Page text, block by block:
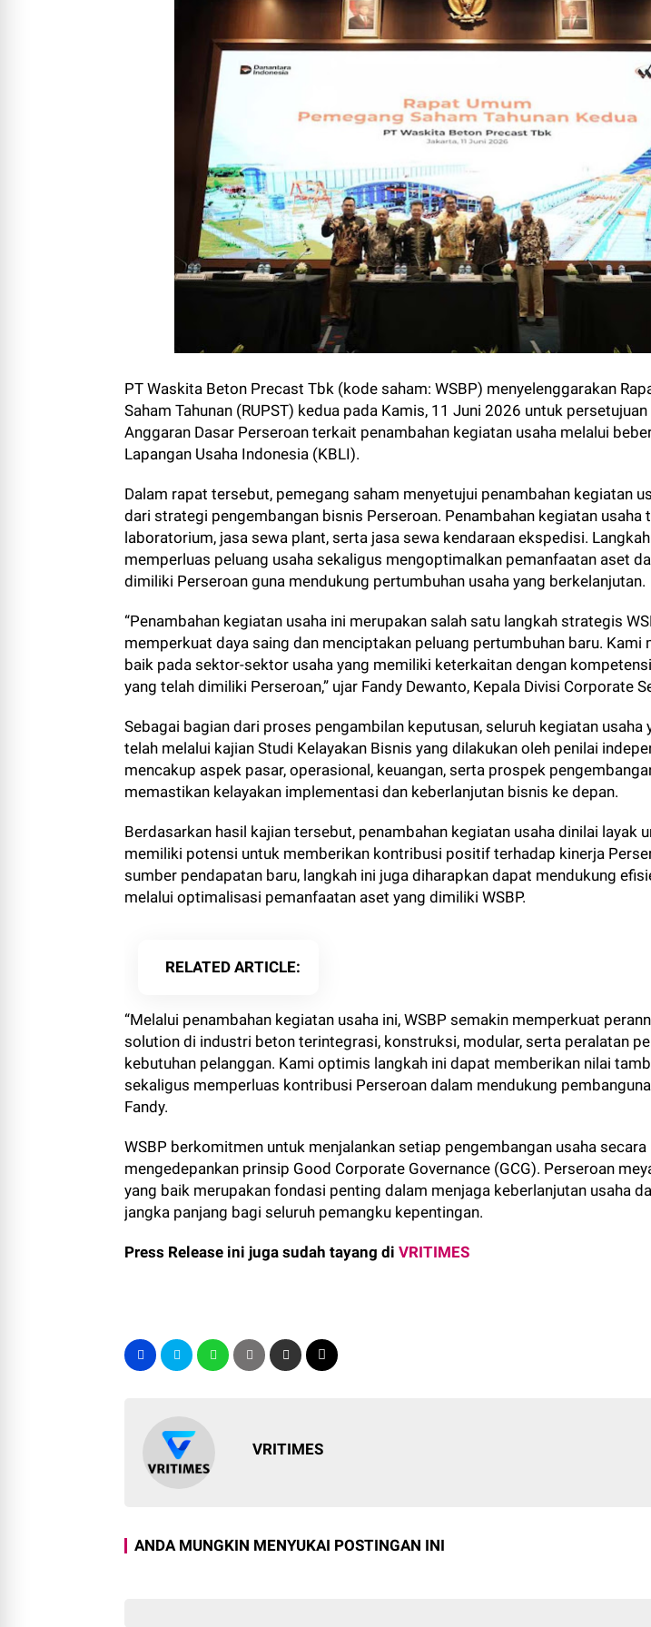
PT Waskita Beton Precast Tbk (kode saham: WSBP) menyelenggarakan
Saham Tahunan (RUPST) kedua pada Kamis, 11 Juni 2026 untuk
Anggaran Dasar Perseroan terkait penambahan kegiatan usaha melalui
Lapangan Usaha Indonesia (KBLI).
Dalam rapat tersebut, pemegang saham menyetujui penambahan kegiatan
dari strategi pengembangan bisnis Perseroan. Penambahan kegiatan usaha
laboratorium, jasa sewa plant, serta jasa sewa kendaraan ekspedisi.
memperluas peluang usaha sekaligus mengoptimalkan pemanfaatan aset
dimiliki Perseroan guna mendukung pertumbuhan usaha yang berkelanjutan.
“Penambahan kegiatan usaha ini merupakan salah satu langkah strategis
memperkuat daya saing dan menciptakan peluang pertumbuhan baru. Kami
baik pada sektor-sektor usaha yang memiliki keterkaitan dengan
yang telah dimiliki Perseroan,” ujar Fandy Dewanto, Kepala Divisi Corporate
Sebagai bagian dari proses pengambilan keputusan, seluruh kegiatan usaha
telah melalui kajian Studi Kelayakan Bisnis yang dilakukan oleh penilai
mencakup aspek pasar, operasional, keuangan, serta prospek
memastikan kelayakan implementasi dan keberlanjutan bisnis ke depan.
Berdasarkan hasil kajian tersebut, penambahan kegiatan usaha dinilai layak
memiliki potensi untuk memberikan kontribusi positif terhadap kinerja
sumber pendapatan baru, langkah ini juga diharapkan dapat mendukung
melalui optimalisasi pemanfaatan aset yang dimiliki WSBP.
RELATED ARTICLE
“Melalui penambahan kegiatan usaha ini, WSBP semakin memperkuat
solution di industri beton terintegrasi, konstruksi, modular, serta peralatan
kebutuhan pelanggan. Kami optimis langkah ini dapat memberikan nilai
sekaligus memperluas kontribusi Perseroan dalam mendukung
Fandy.
WSBP berkomitmen untuk menjalankan setiap pengembangan usaha
mengedepankan prinsip Good Corporate Governance (GCG). Perseroan
yang baik merupakan fondasi penting dalam menjaga keberlanjutan usaha
jangka panjang bagi seluruh pemangku kepentingan.
Press Release ini juga sudah tayang di VRITIMES
VRITIMES
ANDA MUNGKIN MENYUKAI POSTINGAN INI